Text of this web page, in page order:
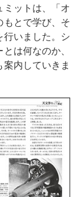
ットは、「オ
とで学び、そ
いました。シ
は何なのか、
内していきま